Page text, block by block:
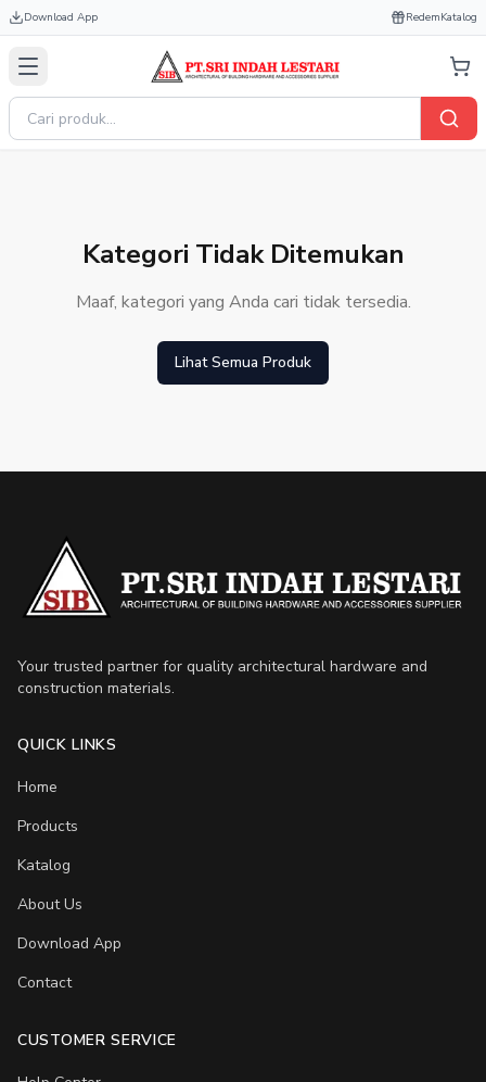
Download App RedemKatalog
Kategori Tidak Ditemukan
Maaf, kategori yang Anda cari tidak tersedia.
Lihat Semua Produk
Your trusted partner for quality architectural hardware and
construction materials.
QUICK LINKS
Home
Products
Katalog
About Us
Download App
Contact
CUSTOMER SERVICE